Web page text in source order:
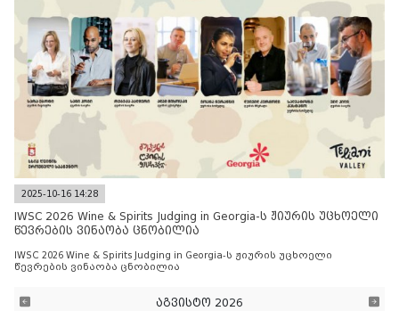
2025-10-16 14:28
IWSC 2026 Wine & Spirits Judging in Georgia-ს ჟიურის უცხოელი
წევრების ვინაობა ცნობილია
IWSC 2026 Wine & Spirits Judging in Georgia-ს ჟიურის უცხოელი
წევრების ვინაობა ცნობილია
აგვისტო 2026